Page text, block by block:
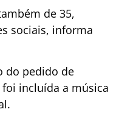
de 35,
sociais, informa
do pedido de
incluída a música